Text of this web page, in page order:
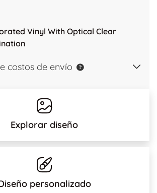
Vinyl With Optical Clear
costos de envío
Explorar diseño
personalizado